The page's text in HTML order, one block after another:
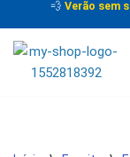
💨 Verão sem
Avançar